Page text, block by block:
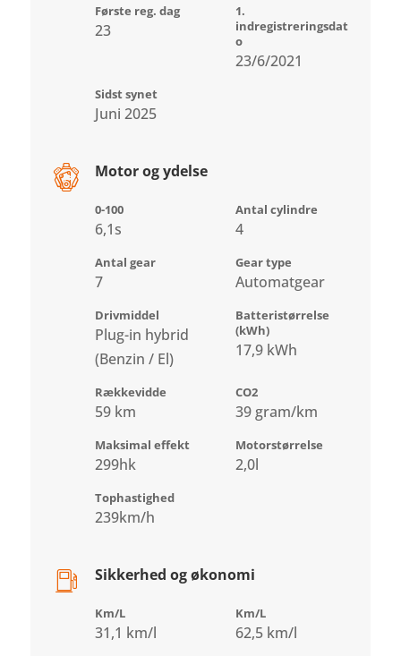
Første reg. dag
23
1.
indregistreringsdat
o
23/6/2021
Sidst synet
Juni 2025
Motor og ydelse
0-100
6,1s
Antal cylindre
4
Antal gear
7
Gear type
Automatgear
Drivmiddel
Plug-in hybrid
(Benzin / El)
Batteristørrelse
(kWh)
17,9 kWh
Rækkevidde
59 km
CO2
39 gram/km
Maksimal effekt
299hk
Motorstørrelse
2,0l
Tophastighed
239km/h
Sikkerhed og økonomi
Km/L
31,1 km/l
Km/L
62,5 km/l